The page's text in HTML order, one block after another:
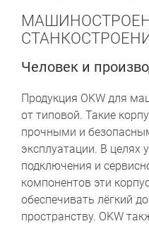
Человек и
Продукция OKW для
от типовой. Такие
прочными и
эксплуатации. В целях
подключения и
компонентов эти
обеспечивать лёгкий
пространству. OKW